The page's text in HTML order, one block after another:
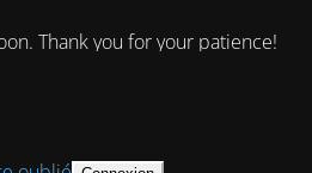
Thank you for your patience!